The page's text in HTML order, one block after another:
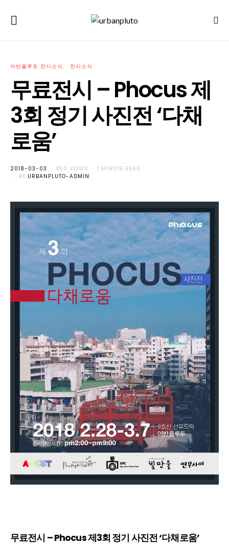
어반플루토 전시소식 전시소식
무료전시 – Phocus 제
3회 정기 사진전 ‘다채
로움’
POSTED
ON
2018-03-03 450 VIEWS
1 MINUTE READ
BY URBANPLUTO-ADMIN
무료전시 – Phocus 제3회 정기 사진전 ‘다채로움’